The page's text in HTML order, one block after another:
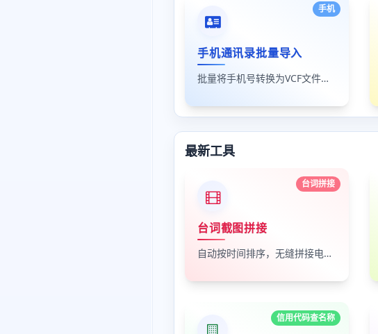
手机
手机通讯录批量导入
批量将手机号转换为VCF文件，一键导入手机通讯录。
最新工具
台词拼接
台词截图拼接
自动按时间排序，无缝拼接电影台词截图
信用代码查名称